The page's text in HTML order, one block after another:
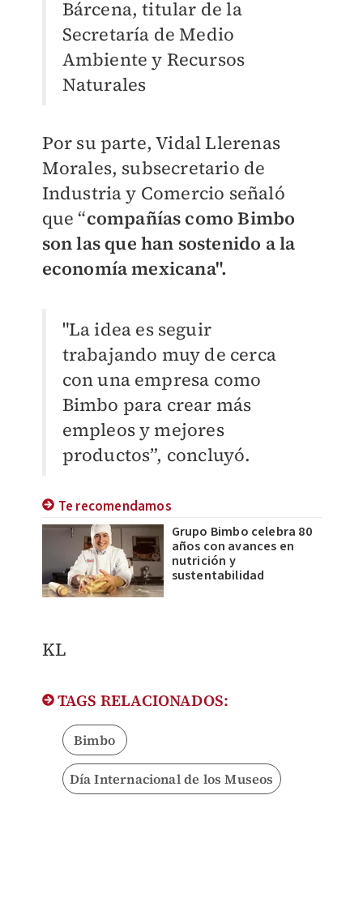
Bárcena, titular de la
Secretaría de Medio
Ambiente y Recursos
Naturales
Por su parte, Vidal Llerenas
Morales, subsecretario de
Industria y Comercio señaló
que “compañías como Bimbo
son las que han sostenido a la
economía mexicana".
"La idea es seguir
trabajando muy de cerca
con una empresa como
Bimbo para crear más
empleos y mejores
productos”, concluyó.
Te recomendamos
Grupo Bimbo celebra 80
años con avances en
nutrición y
sustentabilidad
KL
TAGS RELACIONADOS:
Bimbo
Día Internacional de los Museos